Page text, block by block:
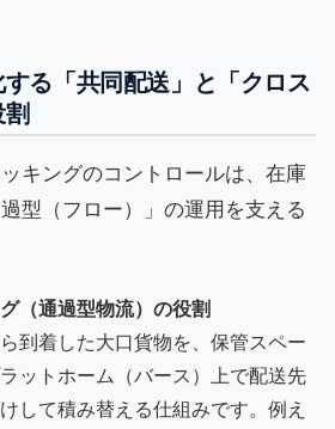
る「共同配送」と「クロス
キングのコントロールは、在庫
型（フロー）」の運用を支える
（通過型物流）の役割
到着した大口貨物を、保管スペー
ットホーム（バース）上で配送先
して積み替える仕組みです。例え